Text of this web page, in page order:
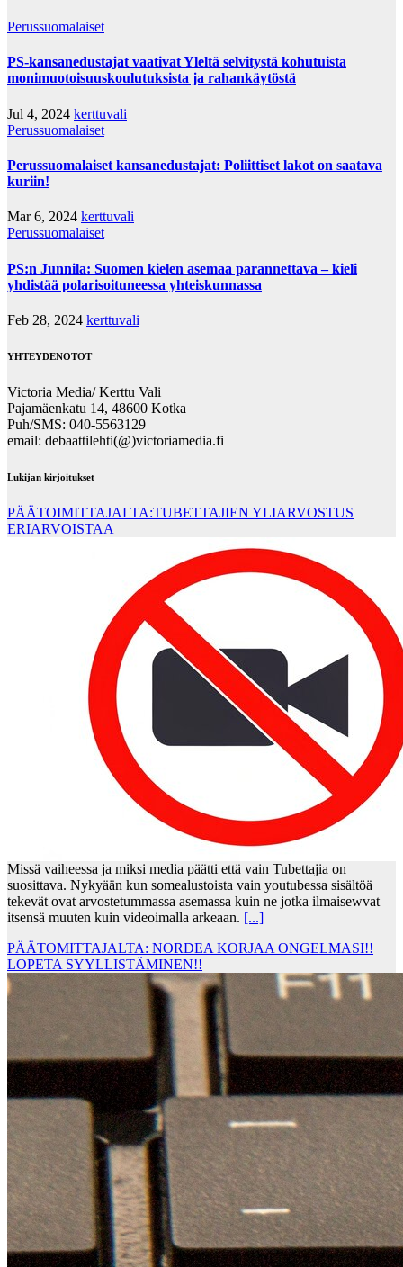
Perussuomalaiset
PS-kansanedustajat vaativat Yleltä selvitystä kohutuista
monimuotoisuuskoulutuksista ja rahankäytöstä
Jul 4, 2024 kerttuvali
Perussuomalaiset
Perussuomalaiset kansanedustajat: Poliittiset lakot on saatava
kuriin!
Mar 6, 2024 kerttuvali
Perussuomalaiset
PS:n Junnila: Suomen kielen asemaa parannettava – kieli
yhdistää polarisoituneessa yhteiskunnassa
Feb 28, 2024 kerttuvali
YHTEYDENOTOT
Victoria Media/ Kerttu Vali
Pajamäenkatu 14, 48600 Kotka
Puh/SMS: 040-5563129
email: debaattilehti(@)victoriamedia.fi
Lukijan kirjoitukset
PÄÄTOIMITTAJALTA:TUBETTAJIEN YLIARVOSTUS
ERIARVOISTAA
Missä vaiheessa ja miksi media päätti että vain Tubettajia on
suosittava. Nykyään kun somealustoista vain youtubessa sisältöä
tekevät ovat arvostetummassa asemassa kuin ne jotka ilmaisewvat
itsensä muuten kuin videoimalla arkeaan. [...]
PÄÄTOMITTAJALTA: NORDEA KORJAA ONGELMASI!!
LOPETA SYYLLISTÄMINEN!!